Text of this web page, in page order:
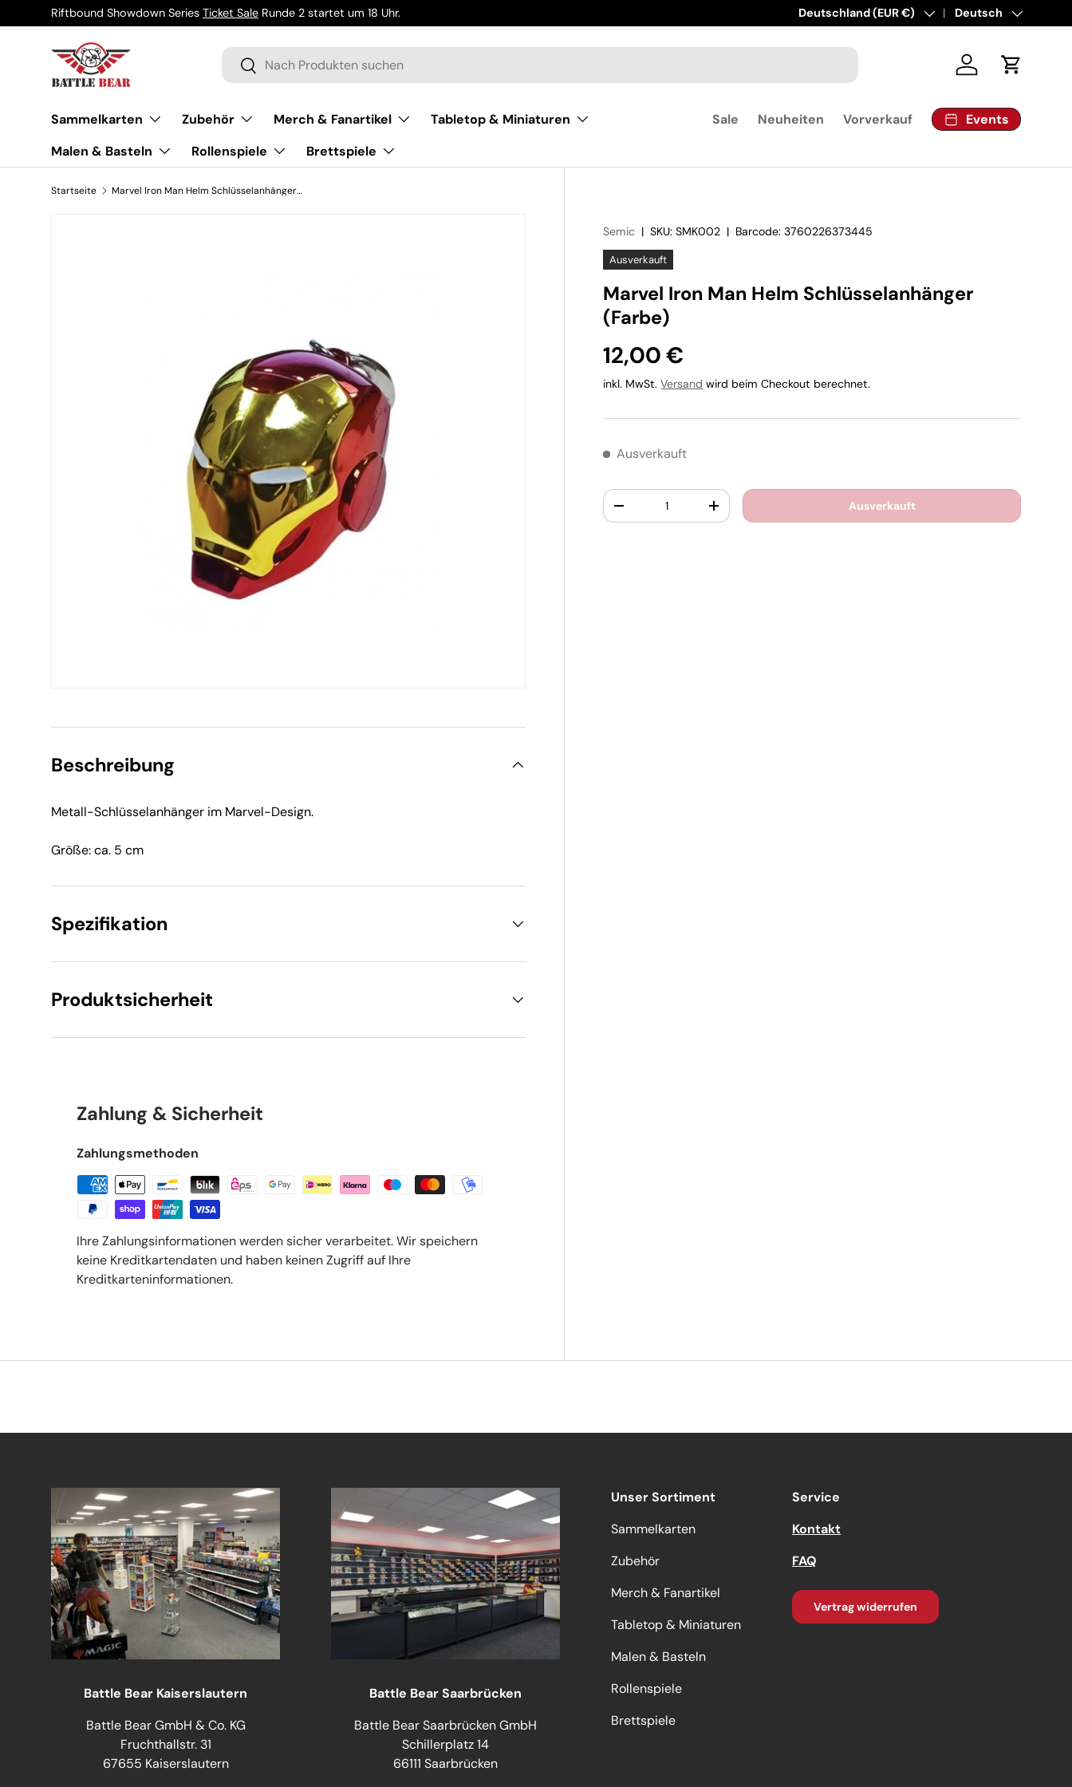
Direkt zum Inhalt
Riftbound Showdown Series Ticket Sale Runde 2 startet um 18 Uhr. Land/Region
Deutschland (EUR €) SpracheDeutsch
Suchen
Suchen Einloggen
Sammelkarten Zubehör Merch & Fanartikel
Tabletop & Miniaturen
Malen & Basteln
Rollenspiele Brettspiele
Sale Neuheiten Vorverkauf Events
Startseite Marvel Iron Man Helm Schlüsselanhänger (Farbe)
Semic |SKU: SMK002 | Barcode: 3760226373445
Ausverkauft
Marvel Iron Man Helm Schlüsselanhänger
(Farbe)
12,00 €
inkl. MwSt.Versand wird beim Checkout berechnet.
Ausverkauft
Anzahl
-
+ Ausverkauft
Beschreibung
Metall-Schlüsselanhänger im Marvel-Design.
Größe: ca. 5 cm
Spezifikation
Produktsicherheit
Zahlung & Sicherheit
Zahlungsmethoden
Ihre Zahlungsinformationen werden sicher verarbeitet. Wir speichern
keine Kreditkartendaten und haben keinen Zugriff auf Ihre
Kreditkarteninformationen.
Battle Bear Kaiserslautern
Battle Bear GmbH & Co. KG
Fruchthallstr. 31
67655 Kaiserslautern
Battle Bear Saarbrücken
Battle Bear Saarbrücken GmbH
Schillerplatz 14
66111 Saarbrücken
Unser Sortiment
Sammelkarten
Zubehör
Merch & Fanartikel
Tabletop & Miniaturen
Malen & Basteln
Rollenspiele
Brettspiele
Service
Kontakt
FAQ
Vertrag widerrufen